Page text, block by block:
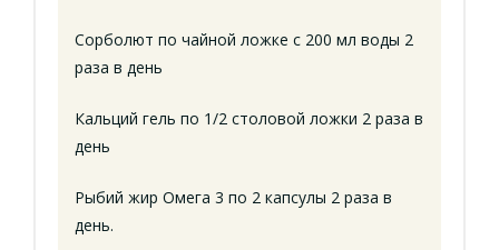
Сорболют по чайной ложке с 200 мл воды 2
раза в день
Кальций гель по 1/2 столовой ложки 2 раза в
день
Рыбий жир Омега 3 по 2 капсулы 2 раза в
день.